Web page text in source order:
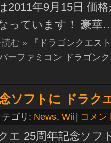
2011年9月15日 価
っています！ 豪華
む »
『ドラゴンクエス
ーファミコン ドラゴン
ソフトに ドラク
ゴリ: News, Wii コメン
エ 25周年記念ソフ